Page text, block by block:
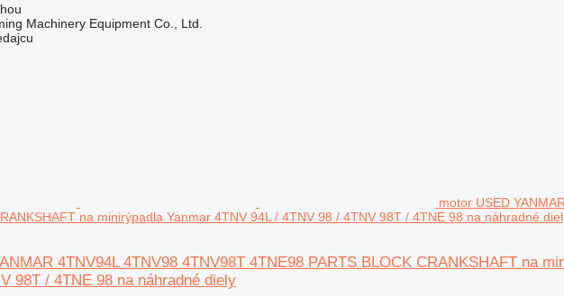
Machinery Equipment Co., Ltd.
motor USED
na minirýpadla Yanmar 4TNV 94L / 4TNV 98 / 4TNV 98T / 4TNE 98 na náhradné
4TNV94L 4TNV98 4TNV98T 4TNE98 PARTS BLOCK CRANKSHAFT na
98T / 4TNE 98 na náhradné diely